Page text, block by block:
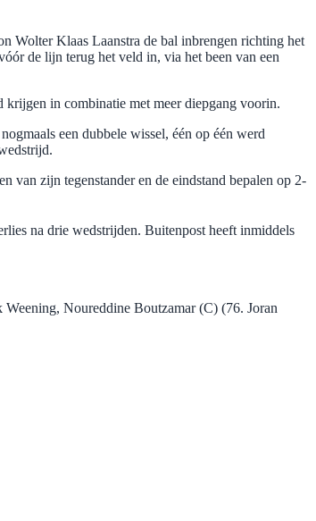
Wolter Klaas Laanstra de bal inbrengen richting het
de lijn terug het veld in, via het been van een
in combinatie met meer diepgang voorin.
een dubbele wissel, één op één werd
van zijn tegenstander en de eindstand bepalen op 2-
na drie wedstrijden. Buitenpost heeft inmiddels
Noureddine Boutzamar (C) (76. Joran